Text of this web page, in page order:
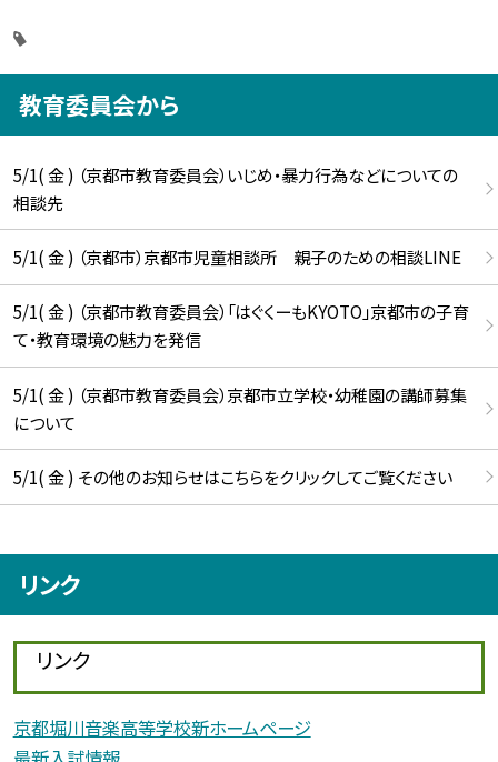
教育委員会から
5/1( 金 ) （京都市教育委員会）いじめ・暴力行為などについての
相談先
5/1( 金 ) （京都市）京都市児童相談所 親子のための相談LINE
5/1( 金 ) （京都市教育委員会）「はぐくーもKYOTO」京都市の子育
て・教育環境の魅力を発信
5/1( 金 ) （京都市教育委員会）京都市立学校・幼稚園の講師募集
について
5/1( 金 ) その他のお知らせはこちらをクリックしてご覧ください
リンク
リンク
京都堀川音楽高等学校新ホームページ